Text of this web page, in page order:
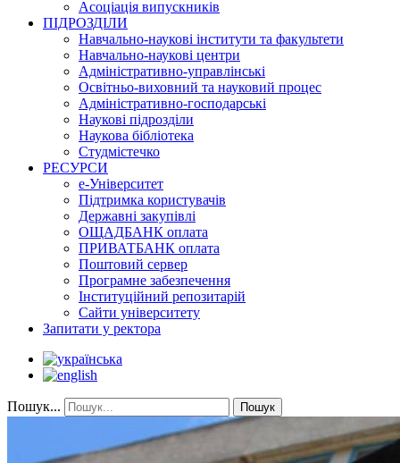
Асоціація випускників
ПІДРОЗДІЛИ
Навчально-наукові інститути та факультети
Навчально-наукові центри
Адміністративно-управлінські
Освітньо-виховний та науковий процес
Адміністративно-господарські
Наукові підрозділи
Наукова бібліотека
Студмістечко
РЕСУРСИ
е-Університет
Підтримка користувачів
Державні закупівлі
ОЩАДБАНК оплата
ПРИВАТБАНК оплата
Поштовий сервер
Програмне забезпечення
Інституційний репозитарій
Сайти університету
Запитати у ректора
Пошук... Пошук